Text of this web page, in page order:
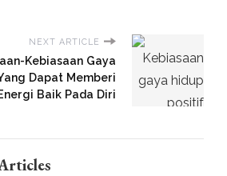
NEXT ARTICLE
Kebiasaan Gaya
Dapat Memberi
Baik Pada Diri